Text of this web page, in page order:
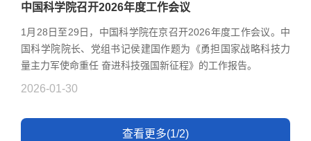
中国科学院召开2026年度工作会议
1月28日至29日，中国科学院在京召开2026年度工作会议。中
国科学院院长、党组书记侯建国作题为《勇担国家战略科技力
量主力军使命重任 奋进科技强国新征程》的工作报告。
2026-01-30
查看更多(1/2)